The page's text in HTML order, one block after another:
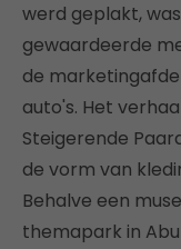
werd geplakt,
gewaardeerde
de
auto's. Het
Steigerende
de vorm van
Behalve een
themapark in